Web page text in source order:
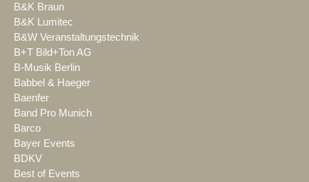
B&K Braun
B&K Lumitec
B&W Veranstaltungstechnik
B+T Bild+Ton AG
B-Musik Berlin
Babbel & Haeger
Baenfer
Band Pro Munich
Barco
Bayer Events
BDKV
Best of Events